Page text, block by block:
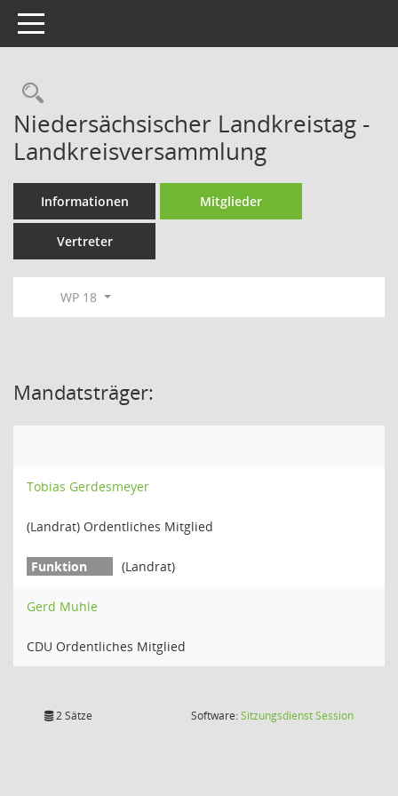
Toggle navigation
Rechercheauswahl
Niedersächsischer Landkreistag -
Landkreisversammlung
Informationen Mitglieder
Vertreter
WP 18
Mandatsträger:
Tobias Gerdesmeyer
(Landrat) Ordentliches Mitglied
(Landrat)
Gerd Muhle
CDU Ordentliches Mitglied
2 Sätze Software:SitzungsdienstSession(Wird in